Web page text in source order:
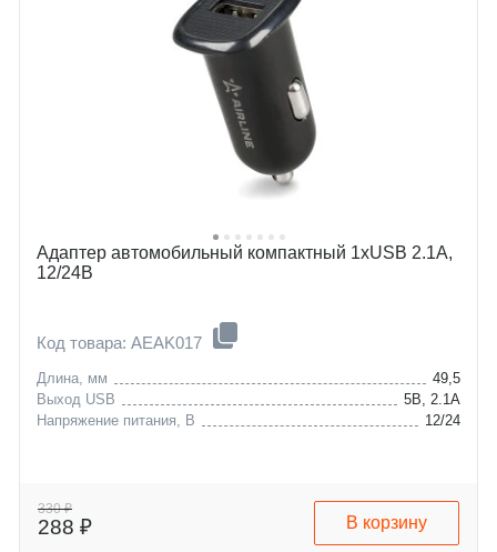
Адаптер автомобильный компактный 1xUSB 2.1A,
12/24В
Код товара: AEAK017
Длина, мм
49,5
Выход USB
5В, 2.1А
Напряжение питания, В
12/24
330 ₽
288 ₽ В корзину